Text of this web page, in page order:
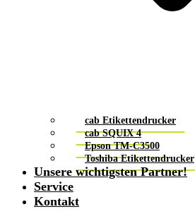
cab Etikettendrucker
cab SQUIX 4
Epson TM-C3500
Toshiba Etikettendrucker
Unsere wichtigsten Partner!
Service
Kontakt